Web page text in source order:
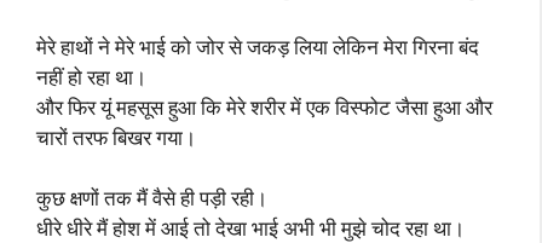
मेरे हाथों ने मेरे भाई को जोर से जकड़ लिया लेकिन मेरा गिरना बंद
नहीं हो रहा था।
और फिर यूं महसूस हुआ कि मेरे शरीर में एक विस्फोट जैसा हुआ और
चारों तरफ बिखर गया।
कुछ क्षणों तक मैं वैसे ही पड़ी रही।
धीरे धीरे मैं होश में आई तो देखा भाई अभी भी मुझे चोद रहा था।